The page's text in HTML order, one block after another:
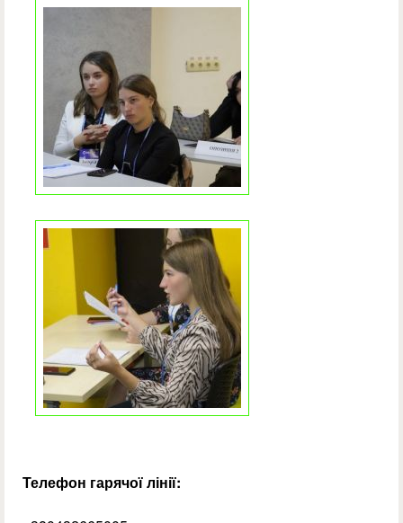
Телефон гарячої лінії: